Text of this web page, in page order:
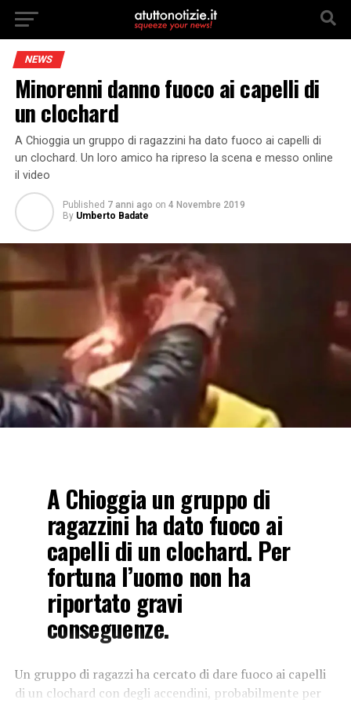
NEWS
Minorenni danno fuoco ai capelli di
un clochard
A Chioggia un gruppo di ragazzini ha dato fuoco ai capelli di
un clochard. Un loro amico ha ripreso la scena e messo online
il video
Published 7 anni ago on 4 Novembre 2019
By Umberto Badate
A Chioggia un gruppo di
ragazzini ha dato fuoco ai
capelli di un clochard. Per
fortuna l’uomo non ha
riportato gravi
conseguenze.
Un gruppo di ragazzi ha cercato di dare fuoco ai capelli
di un clochard con degli accendini, probabilmente per